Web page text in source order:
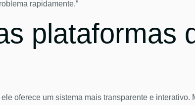
rapidamente.”
plataformas
oferece um sistema mais transparente e interativo.